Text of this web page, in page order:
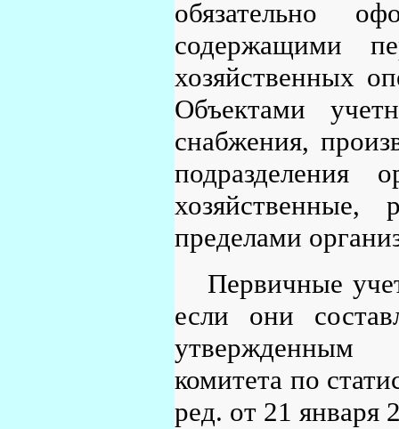
обязательно
содержащими
хозяйственных
Объектами
снабжения,
подразделения
пределами
Первичные
если они
утвержденным
комитета по
ред. от 21 января